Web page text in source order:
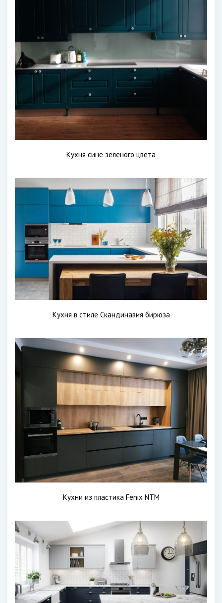
Кухня сине зеленого цвета
Кухня в стиле Скандинавия бирюза
Кухни из пластика Fenix NTM